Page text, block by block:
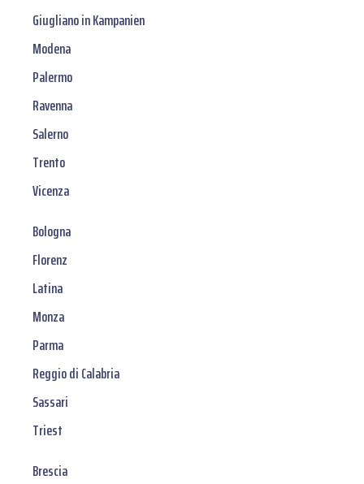
Giugliano in Kampanien
Modena
Palermo
Ravenna
Salerno
Trento
Vicenza
Bologna
Florenz
Latina
Monza
Parma
Reggio di Calabria
Sassari
Triest
Brescia